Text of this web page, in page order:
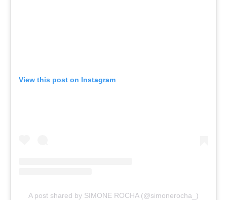
View this post on Instagram
A post shared by SIMONE ROCHA (@simonerocha_)